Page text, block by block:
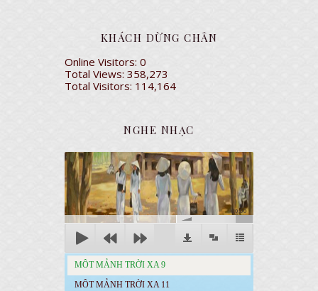
KHÁCH DỪNG CHÂN
Online Visitors:0
Total Views:358,273
Total Visitors: 114,164
NGHE NHẠC
00:00
MÔT MẢNH TRỜI XA 9
MÔT MẢNH TRỜI XA 11